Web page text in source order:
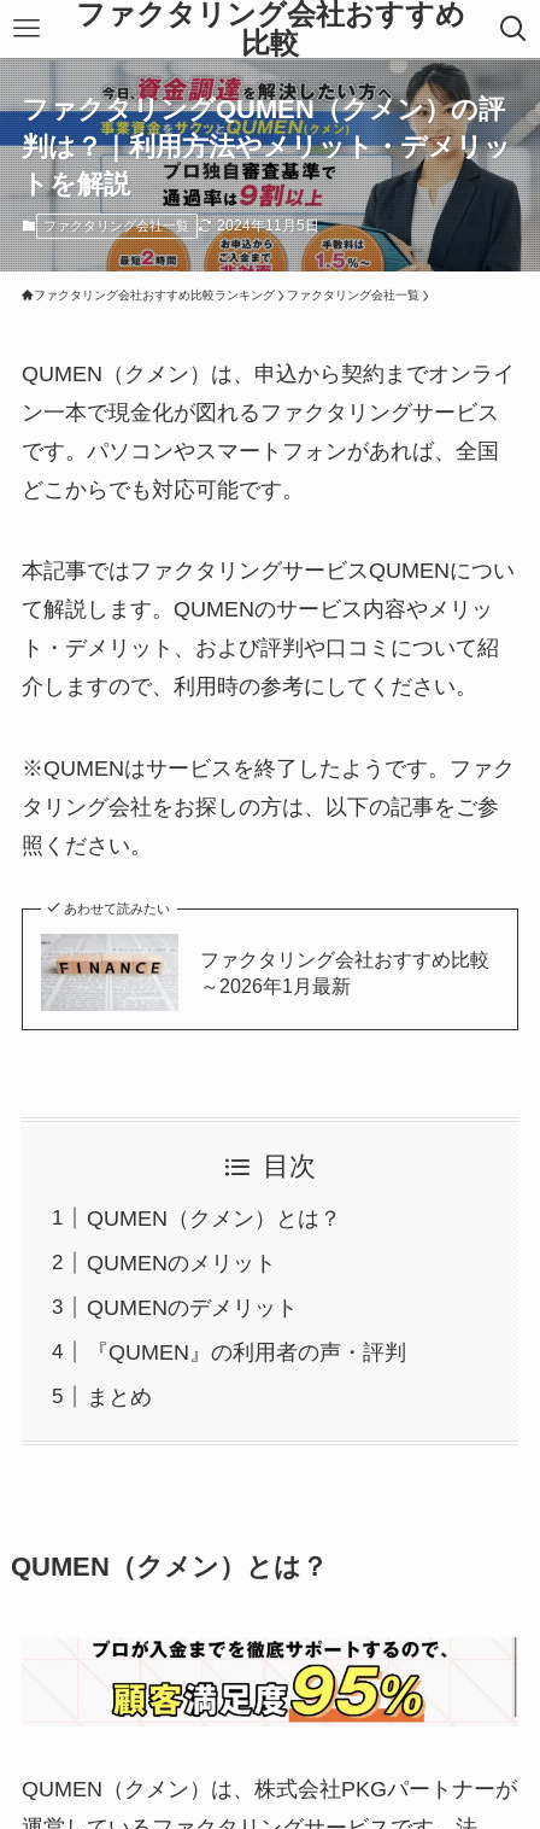
ファクタリング会社おすすめ
比較
ファクタリングQUMEN（クメン）の評
判は？｜利用方法やメリット・デメリッ
トを解説
ファクタリング会社一覧 2024年11月5日
ファクタリング会社おすすめ比較ランキング ファクタリング会社一覧
QUMEN（クメン）は、申込から契約までオンライ
ン一本で現金化が図れるファクタリングサービス
です。パソコンやスマートフォンがあれば、全国
どこからでも対応可能です。
本記事ではファクタリングサービスQUMENについ
て解説します。QUMENのサービス内容やメリッ
ト・デメリット、および評判や口コミについて紹
介しますので、利用時の参考にしてください。
※QUMENはサービスを終了したようです。ファク
タリング会社をお探しの方は、以下の記事をご参
照ください。
あわせて読みたい
ファクタリング会社おすすめ比較
～2026年1月最新
目次
QUMEN（クメン）とは？
QUMENのメリット
QUMENのデメリット
『QUMEN』の利用者の声・評判
まとめ
QUMEN（クメン）とは？
QUMEN（クメン）は、株式会社PKGパートナーが